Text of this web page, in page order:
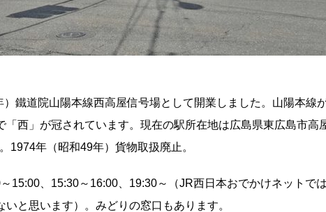
鐵道院山陽本線西高屋信号場として開業しました。山陽本線
西」が冠されています。現在の駅所在地は広島県東広島市高
1974年（昭和49年）貨物取扱廃止。
15:00、15:30～16:00、19:30～（JR西日本おでかけネットで
と思います）。みどりの窓口もあります。